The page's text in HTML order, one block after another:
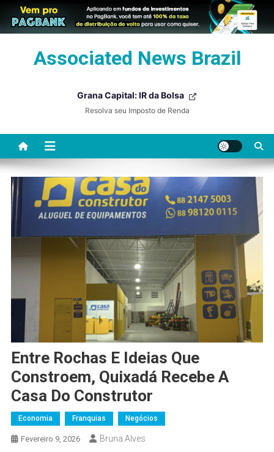
Associated News Brazil
Grana Capital: IR da Bolsa
Resolva seu Imposto de Renda
Entre Rochas E Ideias Que
Constroem, Quixadá Recebe A
Casa Do Construtor
Economia Franquias Negócios
Fevereiro 9, 2026 Bruna Alves